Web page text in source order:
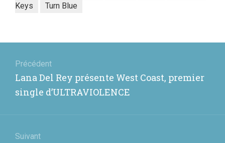
Keys
Turn Blue
de
l’article
Précédent
Article
précédent
Lana Del Rey présente West Coast, premier
single d’ULTRAVIOLENCE
Suivant